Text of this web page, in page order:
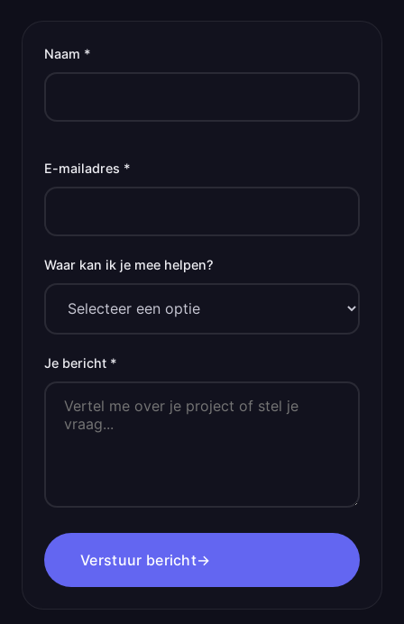
Naam *
E-mailadres *
Waar kan ik je mee helpen?
Je bericht *
Verstuur bericht→